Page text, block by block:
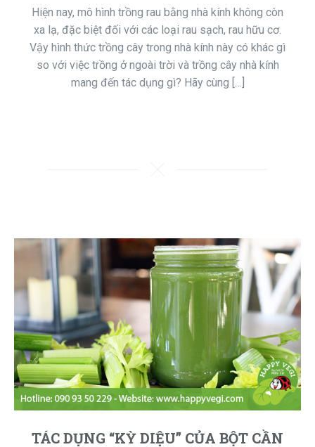
Hiện nay, mô hình trồng rau bằng nhà kính không còn
xa lạ, đặc biệt đối với các loại rau sạch, rau hữu cơ.
Vậy hình thức trồng cây trong nhà kính này có khác gì
so với việc trồng ở ngoài trời và trồng cây nhà kính
mang đến tác dụng gì? Hãy cùng […]
TÁC DỤNG “KỲ DIỆU” CỦA BỘT CẦN